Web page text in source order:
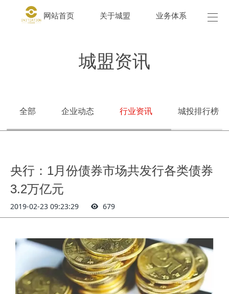
网站首页 关于城盟 业务体系 城
城盟资讯
全部 企业动态 行业资讯 城投排行榜
央行：1月份债券市场共发行各类债券
3.2万亿元
2019-02-23 09:23:29 679